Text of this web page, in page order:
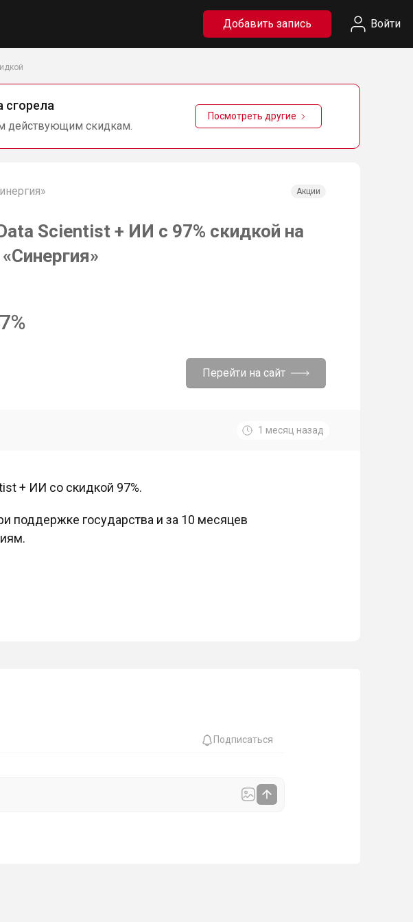
Добавить запись Войти
сгорела
действующим скидкам.
Посмотреть другие
Акции
Scientist + ИИ с 97% скидкой на
%
Перейти на сайт
1 месяц назад
+ ИИ со скидкой 97%.
поддержке государства и за 10 месяцев
Подписаться